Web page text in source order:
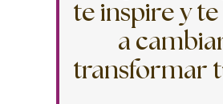
te inspire y
a
transformar